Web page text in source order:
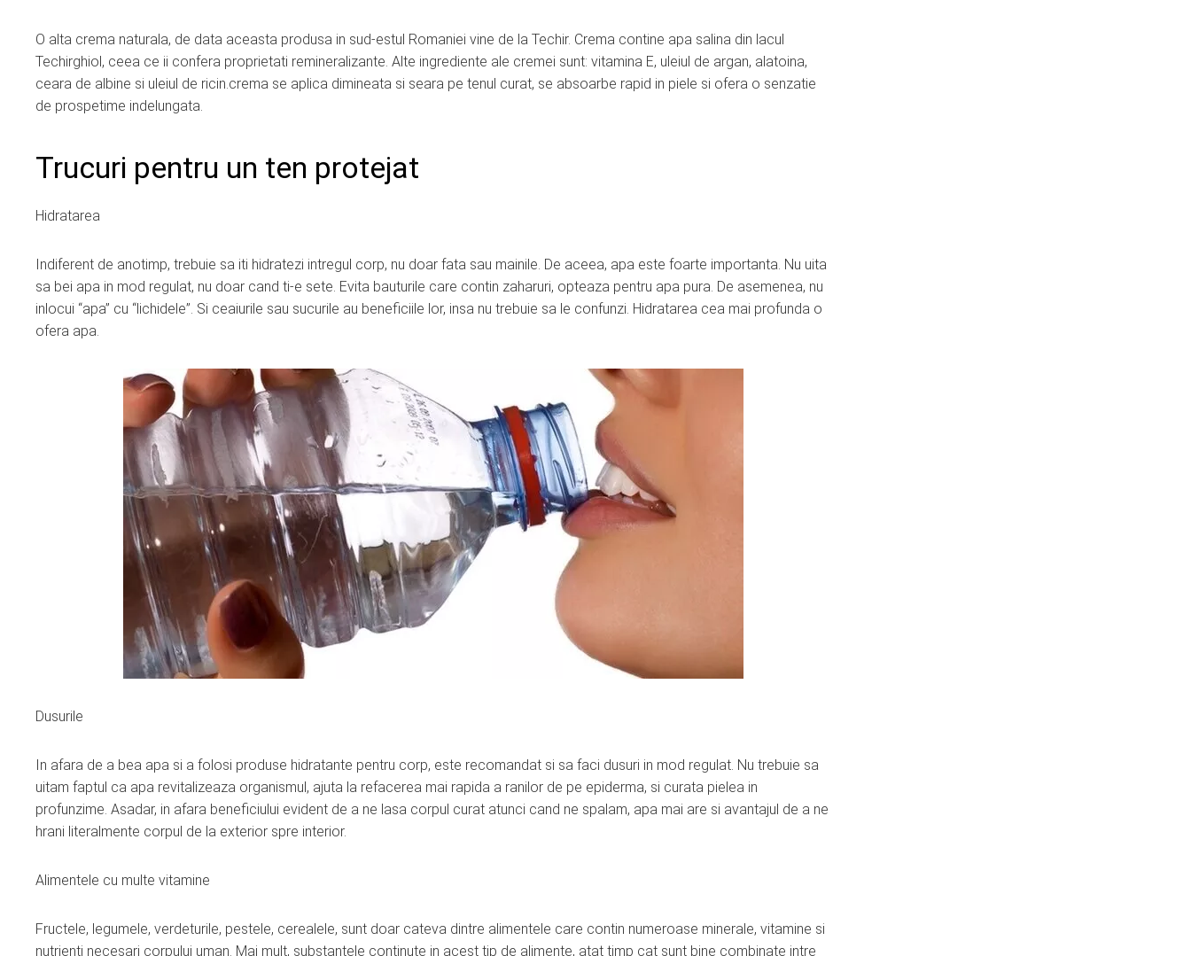
O alta crema naturala, de data aceasta produsa in sud-estul Romaniei vine de la Techir. Crema contine apa salina din lacul
Techirghiol, ceea ce ii confera proprietati remineralizante. Alte ingrediente ale cremei sunt: vitamina E, uleiul de argan, alatoina,
ceara de albine si uleiul de ricin.crema se aplica dimineata si seara pe tenul curat, se absoarbe rapid in piele si ofera o senzatie
de prospetime indelungata.
Trucuri pentru un ten protejat
Hidratarea
Indiferent de anotimp, trebuie sa iti hidratezi intregul corp, nu doar fata sau mainile. De aceea, apa este foarte importanta. Nu uita
sa bei apa in mod regulat, nu doar cand ti-e sete. Evita bauturile care contin zaharuri, opteaza pentru apa pura. De asemenea, nu
inlocui “apa” cu “lichidele”. Si ceaiurile sau sucurile au beneficiile lor, insa nu trebuie sa le confunzi. Hidratarea cea mai profunda o
ofera apa.
Dusurile
In afara de a bea apa si a folosi produse hidratante pentru corp, este recomandat si sa faci dusuri in mod regulat. Nu trebuie sa
uitam faptul ca apa revitalizeaza organismul, ajuta la refacerea mai rapida a ranilor de pe epiderma, si curata pielea in
profunzime. Asadar, in afara beneficiului evident de a ne lasa corpul curat atunci cand ne spalam, apa mai are si avantajul de a ne
hrani literalmente corpul de la exterior spre interior.
Alimentele cu multe vitamine
Fructele, legumele, verdeturile, pestele, cerealele, sunt doar cateva dintre alimentele care contin numeroase minerale, vitamine si
nutrienti necesari corpului uman. Mai mult, substantele continute in acest tip de alimente, atat timp cat sunt bine combinate intre